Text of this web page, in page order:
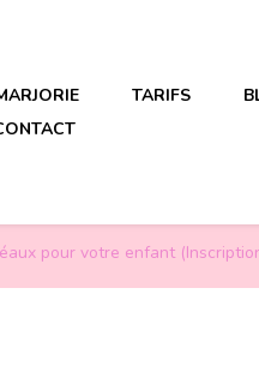
TARIFS
pour votre enfant